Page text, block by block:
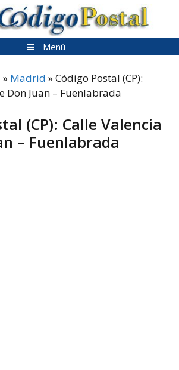
Menú
» Madrid »Código Postal (CP):
Don Juan – Fuenlabrada
(CP): Calle Valencia
– Fuenlabrada